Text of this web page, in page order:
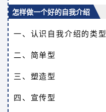
怎样做一个好的自我介绍
一、认识自我介绍的类型
二、简单型
三、塑造型
四、宣传型